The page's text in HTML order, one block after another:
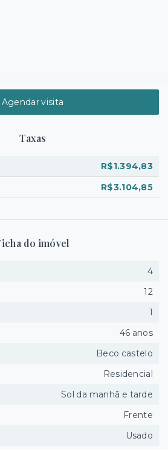
Agendar visita
Taxas
R$1.394,83
R$3.104,85
do imóvel
4
12
1
46 anos
Beco castelo
Residencial
Sol da manhã e tarde
Frente
Usado